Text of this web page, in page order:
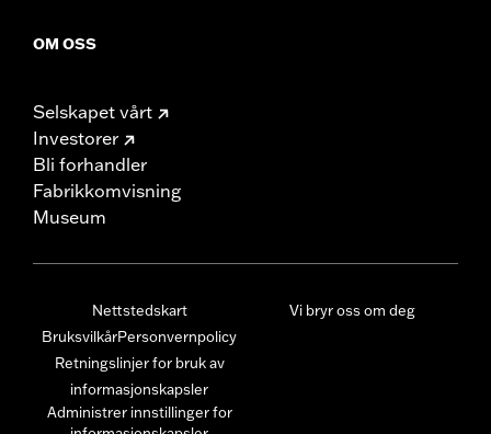
OM OSS
Selskapet vårt
Investorer
Bli forhandler
Fabrikkomvisning
Museum
Nettstedskart
BruksvilkårPersonvernpolicy
Retningslinjer for bruk av
informasjonskapsler
Administrer innstillinger for
Vi bryr oss om deg